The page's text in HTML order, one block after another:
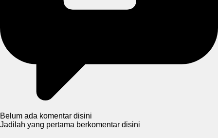
Belum ada komentar disini
Jadilah yang pertama berkomentar disini